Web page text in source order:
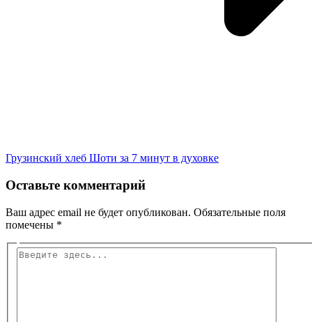
Грузинский хлеб Шоти за 7 минут в духовке
Оставьте комментарий
Ваш адрес email не будет опубликован. Обязательные поля
помечены *
Введите